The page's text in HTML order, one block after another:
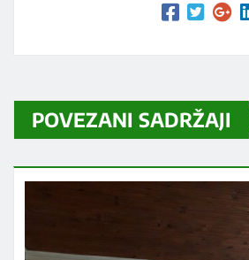
POVEZANI SADRŽAJI